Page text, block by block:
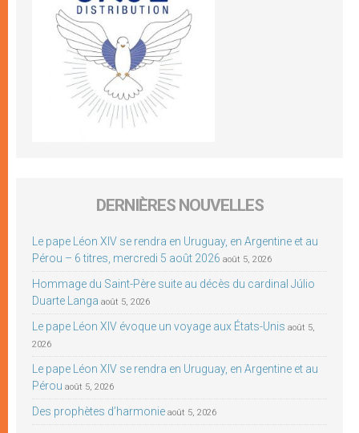
DERNIÈRES NOUVELLES
Le pape Léon XIV se rendra en Uruguay, en Argentine et au
Pérou – 6 titres, mercredi 5 août 2026 août 5, 2026
Hommage du Saint-Père suite au décès du cardinal Júlio
Duarte Langa août 5, 2026
Le pape Léon XIV évoque un voyage aux États-Unis août 5,
2026
Le pape Léon XIV se rendra en Uruguay, en Argentine et au
Pérou août 5, 2026
Des prophètes d’harmonie août 5, 2026